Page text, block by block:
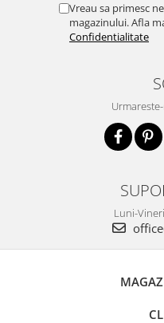
Vreau sa primesc
magazinului. Afla
Confidentialitate
Luni-